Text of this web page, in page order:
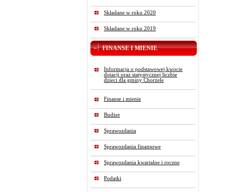
Składane w roku 2020
Składane w roku 2019
FINANSE I MIENIE
Informacja o podstawowej kwocie
dotacji oraz statystycznej liczbie
dzieci dla gminy Chorzele
Finanse i mienie
Budżet
Sprawozdania
Sprawozdania finansowe
Sprawozdania kwartalne i roczne
Podatki